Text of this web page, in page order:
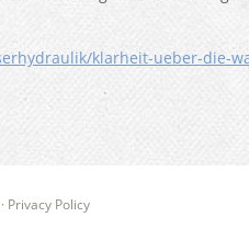
klarheit-ueber-die-
· Privacy Policy